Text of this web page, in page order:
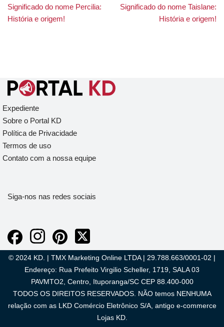
Significado do nome Percilia:
História e origem!
Significado do nome Taislane:
História e origem!
Expediente
Sobre o Portal KD
Política de Privacidade
Termos de uso
Contato com a nossa equipe
Siga-nos nas redes sociais
© 2024 KD. | TMX Marketing Online LTDA | 29.788.663/0001-02 |
Endereço: Rua Prefeito Virgilio Scheller, 1719, SALA 03
PAVMTO2, Centro, Ituporanga/SC CEP 88.400-000
TODOS OS DIREITOS RESERVADOS. NÃO temos NENHUMA
relação com as LKD Comércio Eletrônico S/A, antigo e-commerce
Lojas KD.